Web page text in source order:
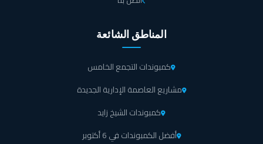
المناطق الشائعة
كمبوندات التجمع الخامس
مشاريع العاصمة الإدارية الجديدة
كمبوندات الشيخ زايد
أفضل الكمبوندات في 6 أكتوبر